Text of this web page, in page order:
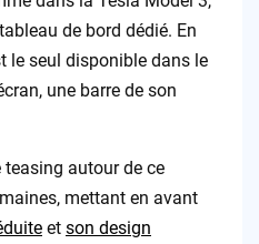
de bord dédié. En
le seul disponible dans le
une barre de son
autour de ce
mettant en avant
et son design